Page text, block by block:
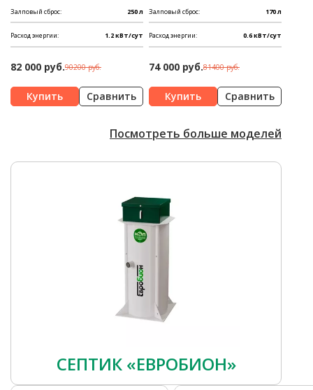
Залповый сброс: 250 л
Расход энергии: 1.2 кВт/сут
82 000 руб.90200 руб.
Сравнить
Залповый сброс: 170 л
Расход энергии: 0.6 кВт/сут
74 000 руб.81400 руб.
Сравнить
Посмотреть больше моделей
СЕПТИК «ЕВРОБИОН»